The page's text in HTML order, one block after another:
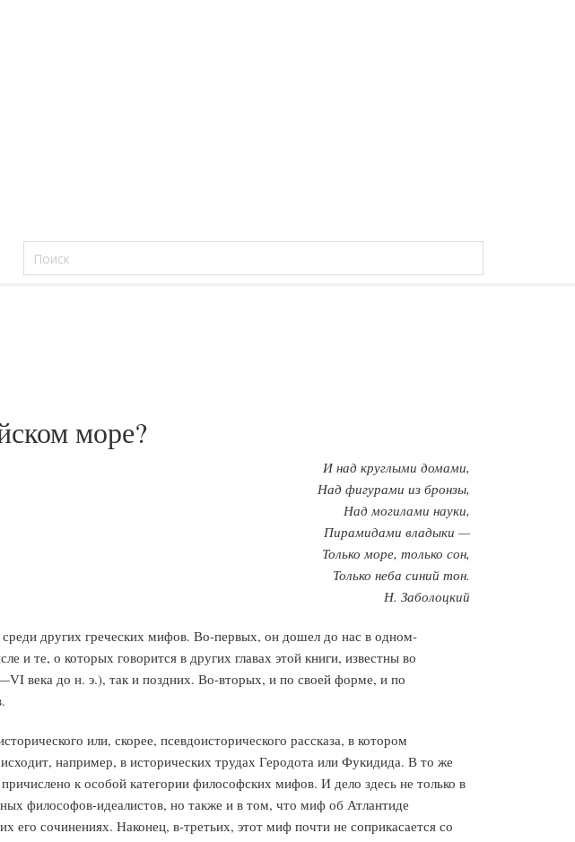
море?
И над круглыми домами,
Над фигурами из бронзы,
Над могилами науки,
Пирамидами владыки —
Только море, только сон,
Только неба синий тон.
Н. Заболоцкий
других греческих мифов. Во-первых, он дошел до нас в одном-
и те, о которых говорится в других главах этой книги, известны во
века до н. э.), так и поздних. Во-вторых, и по своей форме, и по
или, скорее, псевдоисторического рассказа, в котором
например, в исторических трудах Геродота или Фукидида. В то же
к особой категории философских мифов. И дело здесь не только в
философов-идеалистов, но также и в том, что миф об Атлантиде
сочинениях. Наконец, в-третьих, этот миф почти не соприкасается со